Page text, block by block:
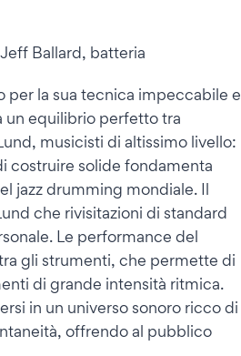
Ballard, batteria
per la sua tecnica impeccabile e
un equilibrio perfetto tra
musicisti di altissimo livello:
costruire solide fondamenta
jazz drumming mondiale. Il
che rivisitazioni di standard
Le performance del
gli strumenti, che permette di
di grande intensità ritmica.
in un universo sonoro ricco di
offrendo al pubblico